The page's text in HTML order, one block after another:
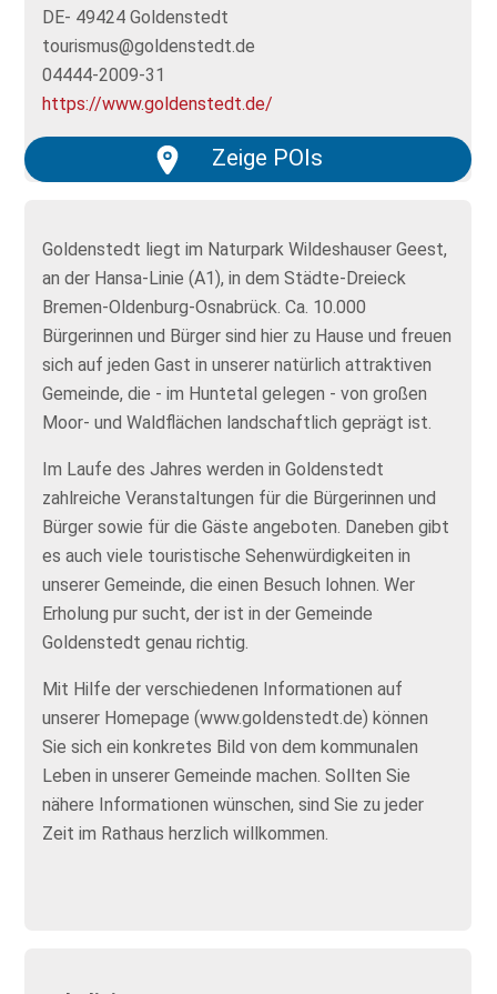
DE- 49424 Goldenstedt
tourismus@goldenstedt.de
04444-2009-31
https://www.goldenstedt.de/
Zeige POIs
Goldenstedt liegt im Naturpark Wildeshauser Geest,
an der Hansa-Linie (A1), in dem Städte-Dreieck
Bremen-Oldenburg-Osnabrück. Ca. 10.000
Bürgerinnen und Bürger sind hier zu Hause und freuen
sich auf jeden Gast in unserer natürlich attraktiven
Gemeinde, die - im Huntetal gelegen - von großen
Moor- und Waldflächen landschaftlich geprägt ist.
Im Laufe des Jahres werden in Goldenstedt
zahlreiche Veranstaltungen für die Bürgerinnen und
Bürger sowie für die Gäste angeboten. Daneben gibt
es auch viele touristische Sehenwürdigkeiten in
unserer Gemeinde, die einen Besuch lohnen. Wer
Erholung pur sucht, der ist in der Gemeinde
Goldenstedt genau richtig.
Mit Hilfe der verschiedenen Informationen auf
unserer Homepage (www.goldenstedt.de) können
Sie sich ein konkretes Bild von dem kommunalen
Leben in unserer Gemeinde machen. Sollten Sie
nähere Informationen wünschen, sind Sie zu jeder
Zeit im Rathaus herzlich willkommen.